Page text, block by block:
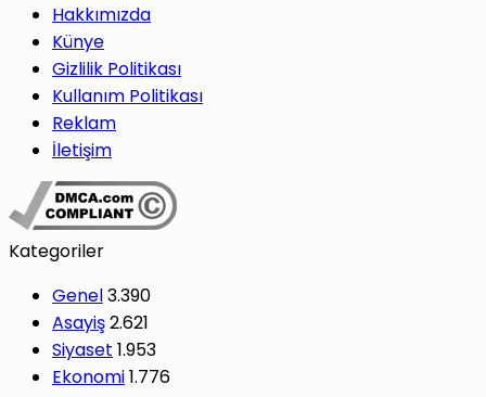
Hakkımızda
Künye
Gizlilik Politikası
Kullanım Politikası
Reklam
İletişim
Kategoriler
Genel3.390
Asayiş2.621
Siyaset 1.953
Ekonomi1.776